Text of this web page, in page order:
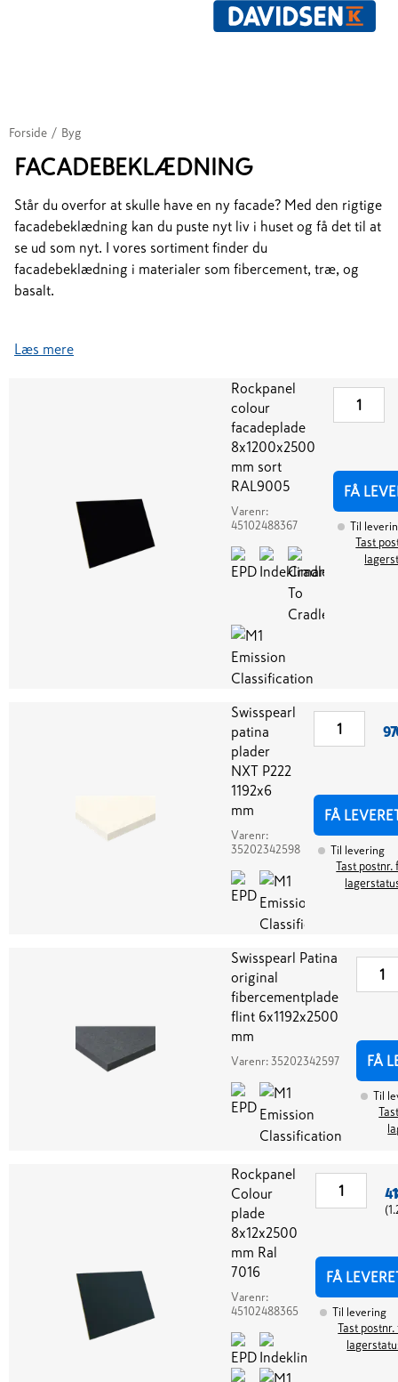
Forside / Byg
FACADEBEKLÆDNING
Står du overfor at skulle have en ny facade? Med den rigtige
facadebeklædning kan du puste nyt liv i huset og få det til at
se ud som nyt. I vores sortiment finder du
facadebeklædning i materialer som fibercement, træ, og
basalt.
Læs mere
Rockpanel
colour
facadeplade
8x1200x2500
mm sort
RAL9005
Varenr:
45102488367
FÅ
Til
Tast
Swisspearl
patina
plader
NXT P222
1192x6
mm
Varenr:
35202342598
FÅ
Til levering
Tast postnr.
Swisspearl Patina
original
fibercementplade
flint 6x1192x2500
mm
Varenr: 35202342597 FÅ
Til
Rockpanel
Colour
plade
8x12x2500
mm Ral
7016
Varenr:
45102488365
(
FÅ
Til levering
Tast postnr.